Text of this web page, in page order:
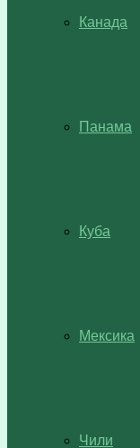
Канада
Панама
Куба
Мексика
Чили